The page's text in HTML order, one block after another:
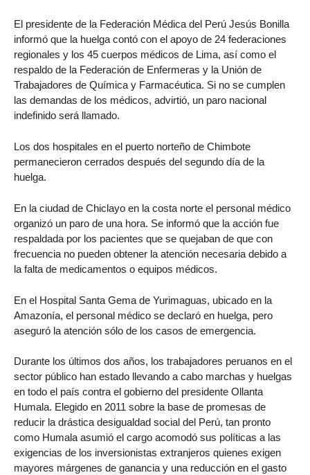
El presidente de la Federación Médica del Perú Jesús Bonilla
informó que la huelga contó con el apoyo de 24 federaciones
regionales y los 45 cuerpos médicos de Lima, así como el
respaldo de la Federación de Enfermeras y la Unión de
Trabajadores de Química y Farmacéutica. Si no se cumplen
las demandas de los médicos, advirtió, un paro nacional
indefinido será llamado.
Los dos hospitales en el puerto norteño de Chimbote
permanecieron cerrados después del segundo día de la
huelga.
En la ciudad de Chiclayo en la costa norte el personal médico
organizó un paro de una hora. Se informó que la acción fue
respaldada por los pacientes que se quejaban de que con
frecuencia no pueden obtener la atención necesaria debido a
la falta de medicamentos o equipos médicos.
En el Hospital Santa Gema de Yurimaguas, ubicado en la
Amazonía, el personal médico se declaró en huelga, pero
aseguró la atención sólo de los casos de emergencia.
Durante los últimos dos años, los trabajadores peruanos en el
sector público han estado llevando a cabo marchas y huelgas
en todo el país contra el gobierno del presidente Ollanta
Humala. Elegido en 2011 sobre la base de promesas de
reducir la drástica desigualdad social del Perú, tan pronto
como Humala asumió el cargo acomodó sus políticas a las
exigencias de los inversionistas extranjeros quienes exigen
mayores márgenes de ganancia y una reducción en el gasto